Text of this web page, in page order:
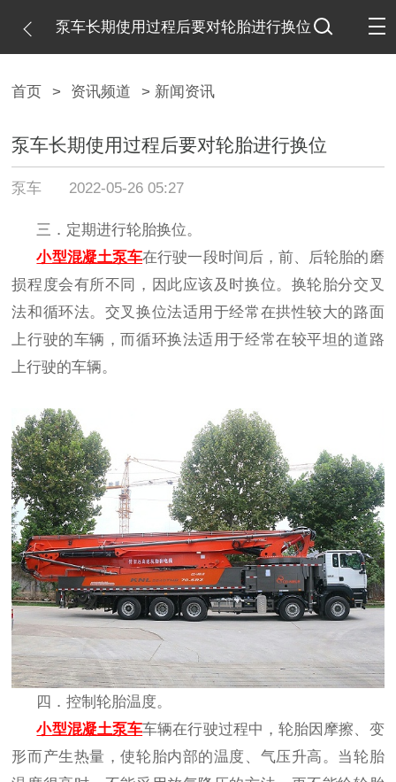
泵车长期使用过程后要对轮胎进行换位
首页 > 资讯频道 > 新闻资讯
泵车长期使用过程后要对轮胎进行换位
泵车 2022-05-26 05:27
三．定期进行轮胎换位。
小型混凝土泵车在行驶一段时间后，前、后轮胎的磨
损程度会有所不同，因此应该及时换位。换轮胎分交叉
法和循环法。交叉换位法适用于经常在拱性较大的路面
上行驶的车辆，而循环换法适用于经常在较平坦的道路
上行驶的车辆。
四．控制轮胎温度。
小型混凝土泵车车辆在行驶过程中，轮胎因摩擦、变
形而产生热量，使轮胎内部的温度、气压升高。当轮胎